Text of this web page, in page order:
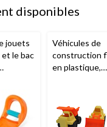
disponibles
jouets
et le bac
Véhicules de
construction
en plastique,
pour activités
estivales/